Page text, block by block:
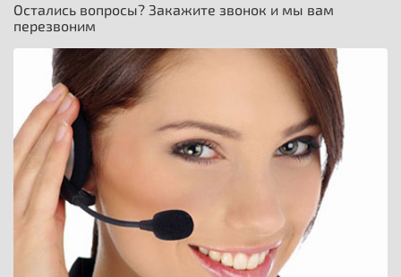
Остались вопросы? Закажите звонок и мы вам
перезвоним